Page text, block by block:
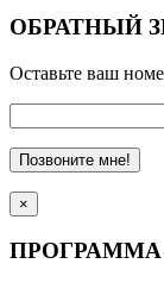
ОБРАТНЫЙ
Оставьте ваш
Позвоните мне!
×
ПРОГРАММА